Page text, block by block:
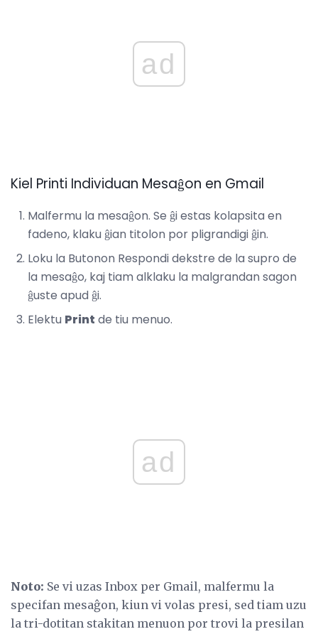
ad
Kiel Printi Individuan Mesaĝon en Gmail
Malfermu la mesaĝon. Se ĝi estas kolapsita en
fadeno, klaku ĝian titolon por pligrandigi ĝin.
Loku la Butonon Respondi dekstre de la supro de
la mesaĝo, kaj tiam alklaku la malgrandan sagon
ĝuste apud ĝi.
Elektu Print de tiu menuo.
ad
Noto: Se vi uzas Inbox per Gmail, malfermu la
specifan mesaĝon, kiun vi volas presi, sed tiam uzu
la tri-dotitan stakitan menuon por trovi la presilan